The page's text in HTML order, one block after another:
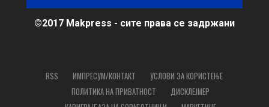
©2017 Makpress - сите права се задржани
RSS ИМПРЕСУМ/КОНТАКТ
УСЛОВИ ЗА КОРИСТЕЊЕ
ПОЛИТИКА НА ПРИВАТНОСТ
ДИСКЛЕЈМЕР